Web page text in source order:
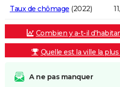
Taux de chômage (2022)
Combien y a-t-il
Quelle est la ville la
A ne pas manquer